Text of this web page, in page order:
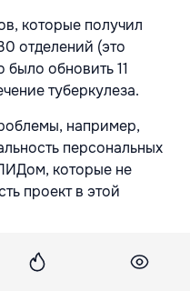
которые получил
отделений (это
обновить 11
туберкулеза.
например,
персональных
которые не
проект в этой
обращает внимание
которые в несколько